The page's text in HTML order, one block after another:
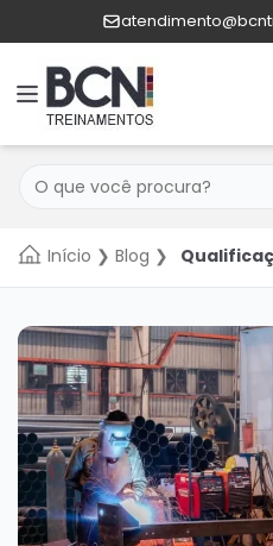
Menu
Quem
Agenda
Catálogo
de
cursos
In
Company
Pesquisar
Início ❯ Blog ❯